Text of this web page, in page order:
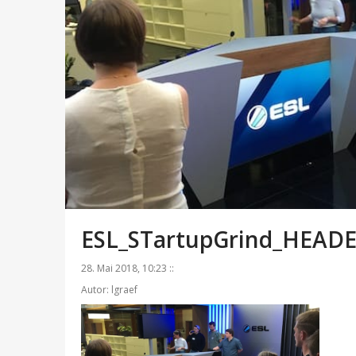
28. Mai 2018, 10:23 ::
Autor: lgraef